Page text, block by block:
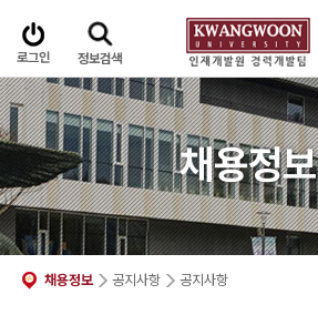
로그인 정보검색
채용정보
채용정보 공지사항 공지사항